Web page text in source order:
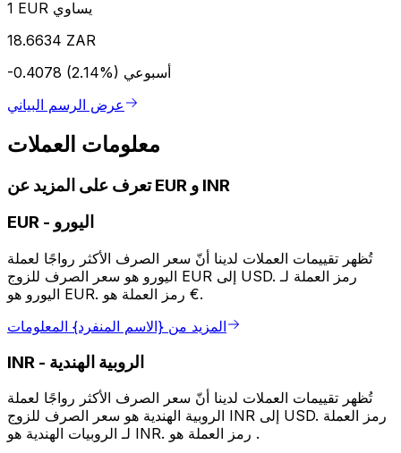
1 EUR يساوي
18.6634 ZAR
-0.4078 (2.14%) أسبوعي
عرض الرسم البياني
معلومات العملات
تعرف على المزيد عن EUR و INR
EUR - اليورو
تُظهر تقييمات العملات لدينا أنّ سعر الصرف الأكثر رواجًا لعملة
اليورو هو سعر الصرف للزوج EUR إلى USD. رمز العملة لـ
اليورو هو EUR. رمز العملة هو €.
المزيد من {الاسم المنفرد} المعلومات
INR - الروبية الهندية
تُظهر تقييمات العملات لدينا أنّ سعر الصرف الأكثر رواجًا لعملة
الروبية الهندية هو سعر الصرف للزوج INR إلى USD. رمز العملة
لـ الروبيات الهندية هو INR. رمز العملة هو ₹.